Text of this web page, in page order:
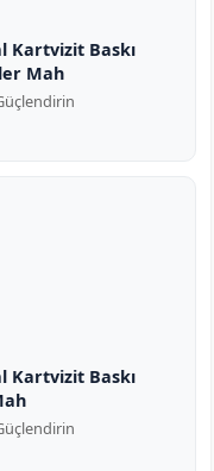
Kartvizit Baskı
Mah
Kartvizit Baskı